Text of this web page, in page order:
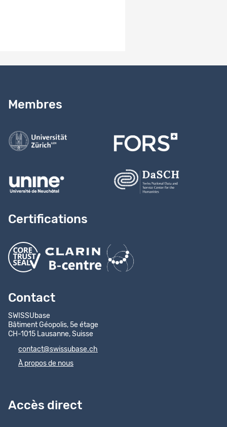
Membres
Certifications
Contact
SWISSUbase
Bâtiment Géopolis, 5e étage
CH-1015 Lausanne, Suisse
contact@swissubase.ch
À propos de nous
Accès direct